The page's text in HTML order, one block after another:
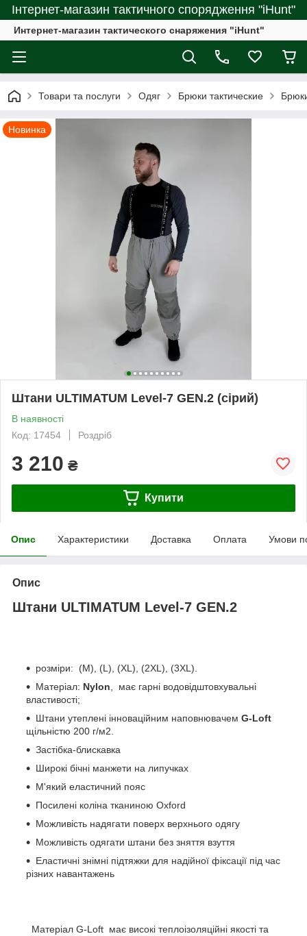
Інтернет-магазин тактичного спорядження "iHunt"
Интернет-магазин тактического снаряжения "iHunt"
Товари та послуги Одяг Брюки тактические
Новинка
Штани ULTIMATUM Level-7 GEN.2 (сірий)
В наявності
Код: 17454
Роздріб
3 210 ₴
Купити
Опис Характеристики Доставка Оплата Умови
Опис
Штани ULTIMATUM Level-7 GEN.2
розміри: (M), (L), (XL), (2XL), (3XL).
Матеріал: Nylon, має гарні водовідштовхувальні
властивості;
Штани утеплені інноваційним наповнювачем G-Loft
щільністю 200 г/м2.
Застібка-блискавка
Широкі бічні манжети на липучках
М'який еластичний пояс
Посилені коліна тканиною Oxford
Можливість надягати поверх верхнього одягу
Можливість одягати штани без зняття взуття
Еластичні знімні підтяжки для надійної фіксації під час
різних навантажень
Матеріал G-Loft має високі теплоізоляційні якості та